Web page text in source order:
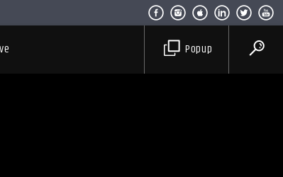
Popup